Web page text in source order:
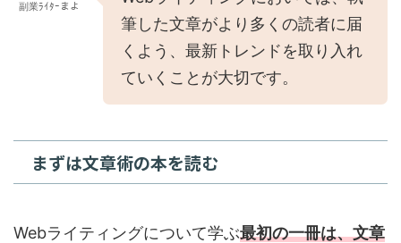
副業ﾗｲﾀｰまよ
筆した文章がより多くの読者に届
くよう、最新トレンドを取り入れ
ていくことが大切です。
まずは文章術の本を読む
Webライティングについて学ぶ最初の一冊は、文章